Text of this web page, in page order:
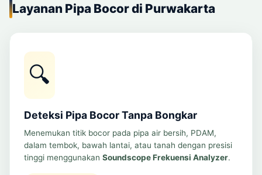
Layanan Pipa Bocor di Purwakarta
🔍
Deteksi Pipa Bocor Tanpa Bongkar
Menemukan titik bocor pada pipa air bersih, PDAM,
dalam tembok, bawah lantai, atau tanah dengan presisi
tinggi menggunakan Soundscope Frekuensi Analyzer.